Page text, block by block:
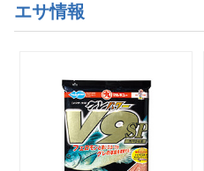
エサ情報